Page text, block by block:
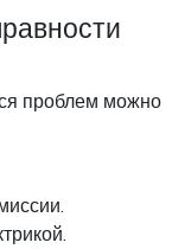
проблем можно